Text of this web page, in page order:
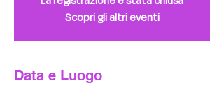
Scopri gli altri eventi
Data e Luogo